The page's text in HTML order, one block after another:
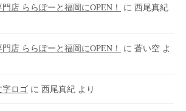
店 ららぽーと福岡にOPEN！ に 西尾真紀
店 ららぽーと福岡にOPEN！ に 蒼い空 よ
字ロゴ に 西尾真紀 より